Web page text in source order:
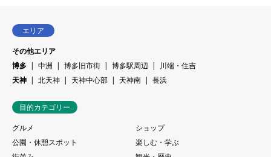
エリア
その他エリア
博多
中洲 博多旧市街 博多駅周辺
川端・住吉
天神
北天神 天神中心部 天神南 長浜
目的カテゴリー
グルメ
ショップ
公園・休憩スポット
楽しむ・学ぶ